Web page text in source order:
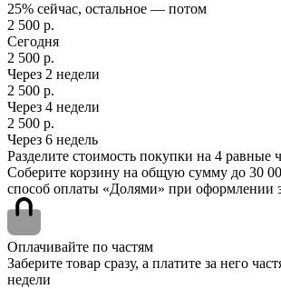
25% сейчас, остальное — потом
2 500 р.
Сегодня
2 500 р.
Через 2 недели
2 500 р.
Через 4 недели
2 500 р.
Через 6 недель
Разделите стоимость покупки на 4 равные
Соберите корзину на общую сумму до 30
способ оплаты «Долями» при оформлении
Оплачивайте по частям
Заберите товар сразу, а платите за него
недели